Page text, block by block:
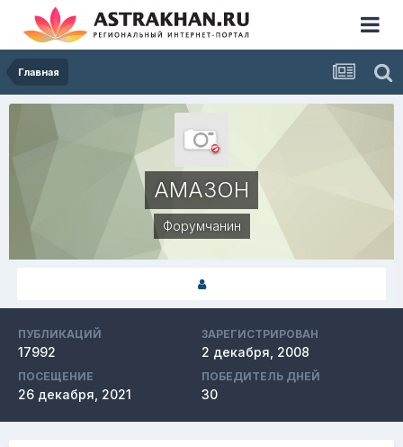
Главная
AMA3OH
Форумчанин
ПУБЛИКАЦИЙ
17992
ЗАРЕГИСТРИРОВАН
2 декабря, 2008
ПОСЕЩЕНИЕ
26 декабря, 2021
ПОБЕДИТЕЛЬ ДНЕЙ
30